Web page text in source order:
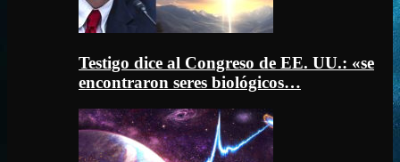
Testigo dice al Congreso de EE. UU.: «se
encontraron seres biológicos…